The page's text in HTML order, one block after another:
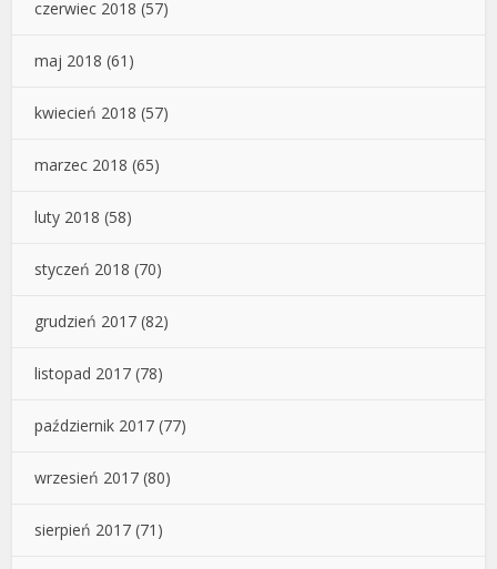
czerwiec 2018 (57)
maj 2018 (61)
kwiecień 2018 (57)
marzec 2018 (65)
luty 2018 (58)
styczeń 2018 (70)
grudzień 2017 (82)
listopad 2017 (78)
październik 2017 (77)
wrzesień 2017 (80)
sierpień 2017 (71)